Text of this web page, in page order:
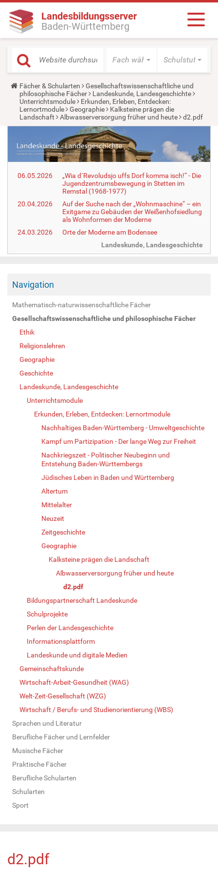
Landesbildungsserver
Baden-Württemberg
Fach wählen Schulstufe
Y
o
u
a
r
e
r
e
:
Fächer & Schularten
Gesellschaftswissenschaftliche und
philosophische Fächer
Landeskunde, Landesgeschichte
Unterrichtsmodule
Erkunden, Erleben, Entdecken:
Lernortmodule
Geographie
Kalksteine prägen die
Landschaft
Albwasserversorgung früher und heute d2.pdf
06.05.2026
„Wia d´Revoludsjo uffs Dorf komma isch!“ - Die
Jugendzentrumsbewegung in Stetten im
Remstal (1968-1977)
20.04.2026
Auf der Suche nach der „Wohnmaschine“ – ein
Exitgame zu Gebäuden der Weißenhofsiedlung
als Wohnformen der Moderne
24.03.2026
Orte der Moderne am Bodensee
Landeskunde, Landesgeschichte
Navigation
Mathematisch-naturwissenschaftliche Fächer
Gesellschaftswissenschaftliche und philosophische Fächer
Ethik
Religionslehren
Geographie
Geschichte
Landeskunde, Landesgeschichte
Unterrichtsmodule
Erkunden, Erleben, Entdecken: Lernortmodule
Nachhaltiges Baden-Württemberg - Umweltgeschichte
Kampf um Partizipation - Der lange Weg zur Freiheit
Nachkriegszeit - Politischer Neubeginn und
Entstehung Baden-Württembergs
Jüdisches Leben in Baden und Württemberg
Altertum
Mittelalter
Neuzeit
Zeitgeschichte
Geographie
Kalksteine prägen die Landschaft
Albwasserversorgung früher und heute
d2.pdf
Bildungspartnerschaft Landeskunde
Schulprojekte
Perlen der Landesgeschichte
Informationsplattform
Landeskunde und digitale Medien
Gemeinschaftskunde
Wirtschaft-Arbeit-Gesundheit (WAG)
Welt-Zeit-Gesellschaft (WZG)
Wirtschaft / Berufs- und Studienorientierung (WBS)
Sprachen und Literatur
Berufliche Fächer und Lernfelder
Musische Fächer
Praktische Fächer
Berufliche Schularten
Schularten
Sport
d2.pdf